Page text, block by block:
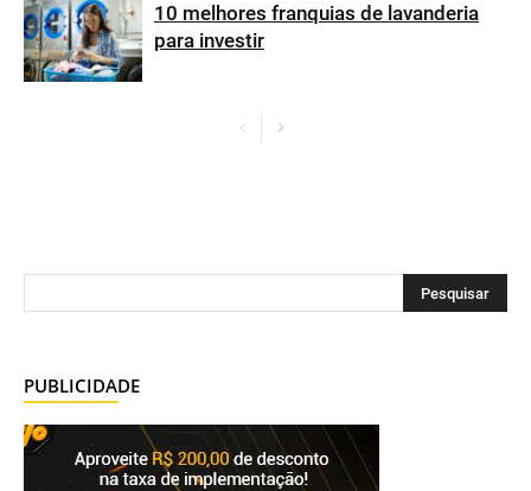
10 melhores franquias de lavanderia
para investir
PUBLICIDADE